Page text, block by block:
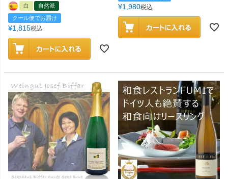
白
自然派
クール便でお届け
¥1,815税込
¥1,980税込